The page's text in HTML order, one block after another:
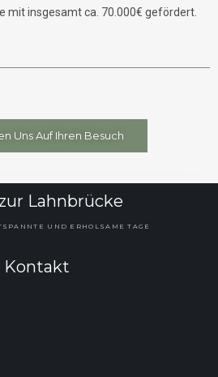
mit insgesamt ca. 70.000€ gefördert.
Uns Auf Ihren Besuch
Lahnbrücke
UND ERHOLSAME TAGE
Kontakt